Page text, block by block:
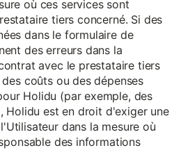
où ces services sont
tiers concerné. Si des
dans le formulaire de
des erreurs dans la
avec le prestataire tiers
coûts ou des dépenses
Holidu (par exemple, des
Holidu est en droit d'exiger une
dans la mesure où
des informations